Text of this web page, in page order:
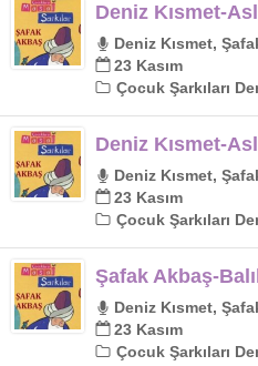
Deniz Kısmet-
Deniz Kısmet,
23 Kasım
Çocuk Şarkıları
Deniz Kısmet-
Deniz Kısmet,
23 Kasım
Çocuk Şarkıları
Şafak Akbaş-
Deniz Kısmet,
23 Kasım
Çocuk Şarkıları